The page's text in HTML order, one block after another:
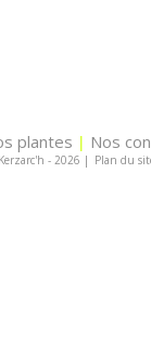
plantes | Nos
- 2026 | Plan du